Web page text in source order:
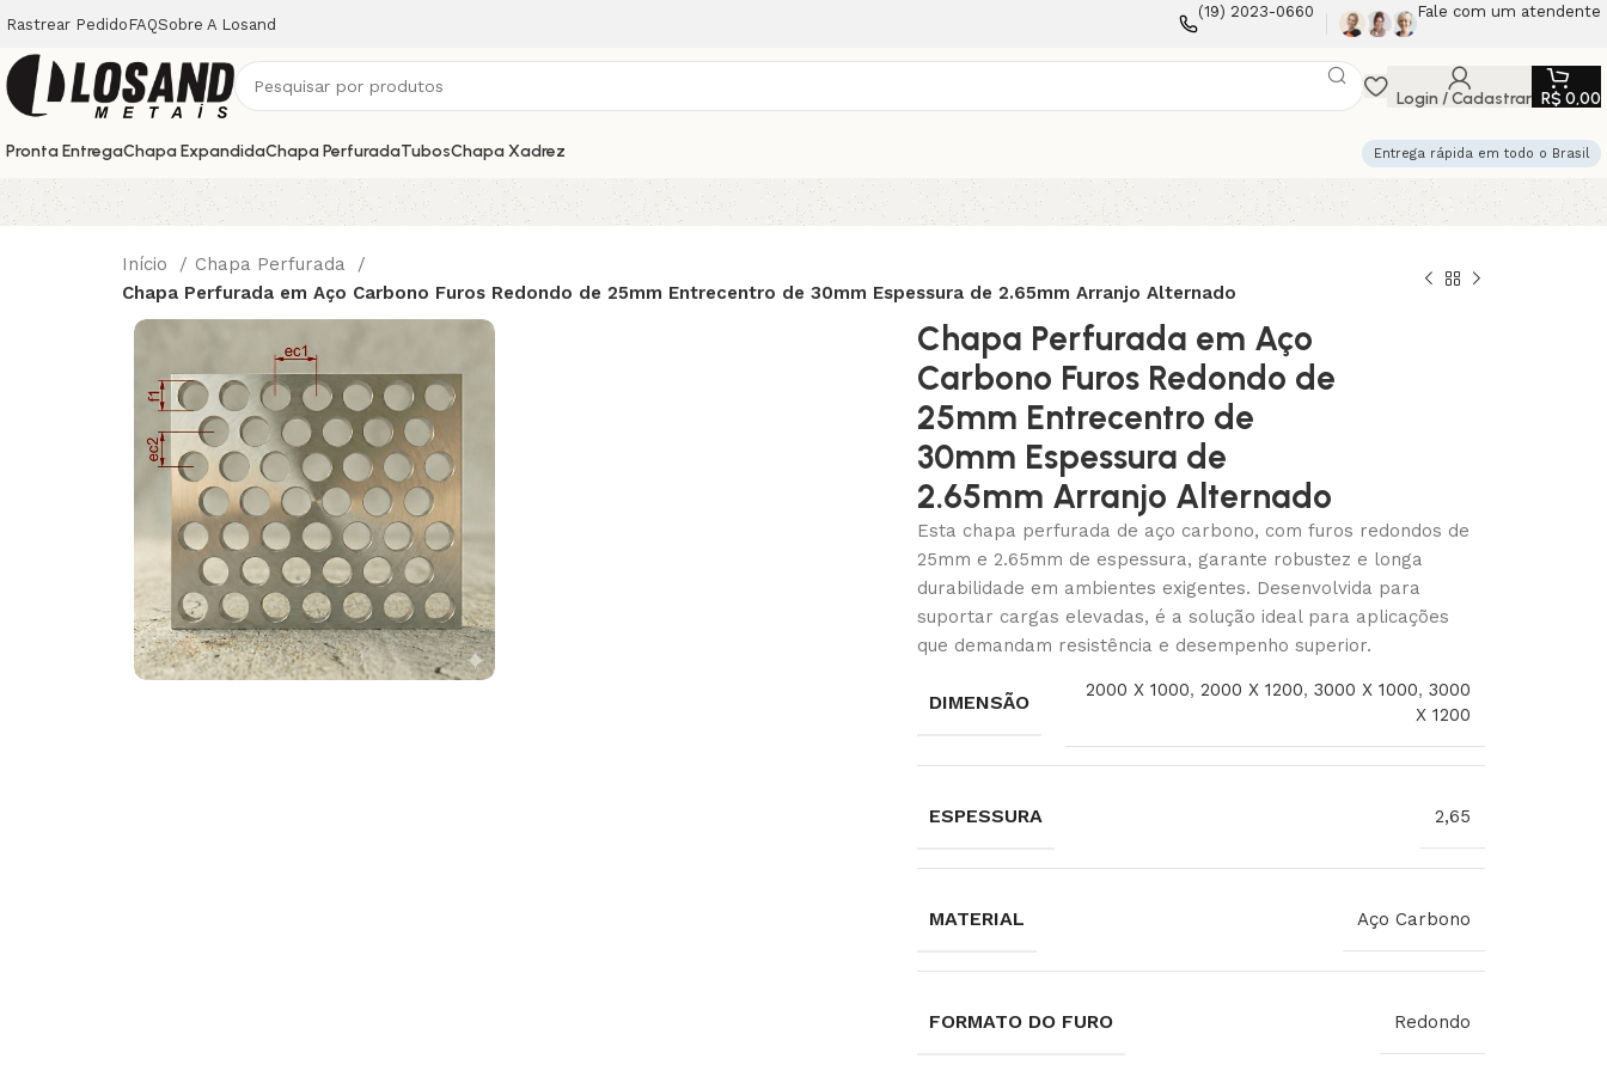
Rastrear Pedido FAQSobre A Losand
(19) 2023-0660 Fale com um atendente
Login / Cadastrar R$ 0,00
Pronta EntregaChapa ExpandidaChapa PerfuradaTubosChapa Xadrez Entrega rápida em todo o Brasil
Início
Chapa Perfurada
Chapa Perfurada em Aço Carbono Furos Redondo de 25mm Entrecentro de 30mm Espessura de 2.65mm Arranjo Alternado
Chapa Perfurada em Aço
Carbono Furos Redondo de
25mm Entrecentro de
30mm Espessura de
2.65mm Arranjo Alternado
Esta chapa perfurada de aço carbono, com furos redondos de
25mm e 2.65mm de espessura, garante robustez e longa
durabilidade em ambientes exigentes. Desenvolvida para
suportar cargas elevadas, é a solução ideal para aplicações
que demandam resistência e desempenho superior.
DIMENSÃO
2000 X 1000, 2000 X 1200, 3000 X 1000, 3000
X 1200
ESPESSURA 2,65
MATERIAL Aço Carbono
FORMATO DO FURO Redondo